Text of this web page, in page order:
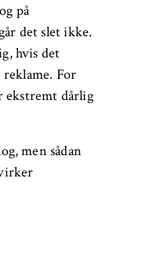
på
det slet ikke.
hvis det
For
ekstremt dårlig
men sådan